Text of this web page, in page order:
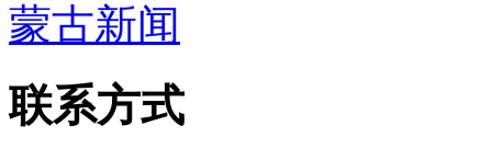
蒙古新闻
联系方式